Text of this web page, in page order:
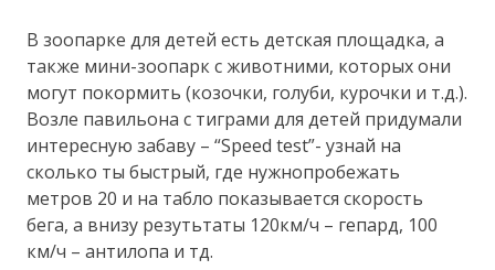
В зоопарке для детей есть детская площадка, а
также мини-зоопарк с животними, которых они
могут покормить (козочки, голуби, курочки и т.д.).
Возле павильона с тиграми для детей придумали
интересную забаву – “Speed test”- узнай на
сколько ты быстрый, где нужнопробежать
метров 20 и на табло показывается скорость
бега, а внизу резутьтаты 120км/ч – гепард, 100
км/ч – антилопа и тд.